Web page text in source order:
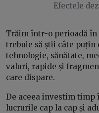
Efectele
Trăim într-o perioadă în
trebuie să știi câte puțin
tehnologie, sănătate,
valuri, rapide și
care dispare.
De aceea investim timp
lucrurile cap la cap și